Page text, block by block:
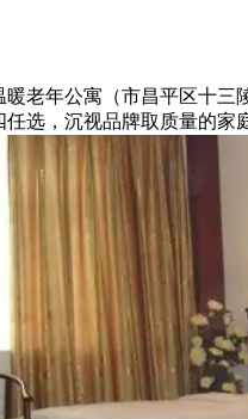
老年公寓（市昌平区十三
任选，沉视品牌取质量的